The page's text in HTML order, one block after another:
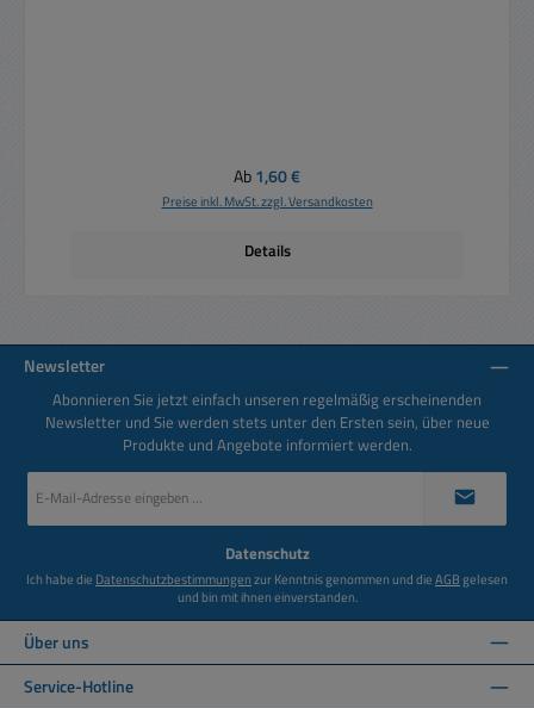
Regulärer Preis:
Ab1,60 €
Preise inkl. MwSt. zzgl. Versandkosten
Details
Newsletter
Abonnieren Sie jetzt einfach unseren regelmäßig erscheinenden
Newsletter und Sie werden stets unter den Ersten sein, über neue
Produkte und Angebote informiert werden.
Mail-
Datenschutz
Ich habe die Datenschutzbestimmungenzur Kenntnis genommen und dieAGBgelesen
und bin mit ihnen einverstanden.
Über uns
Service-Hotline